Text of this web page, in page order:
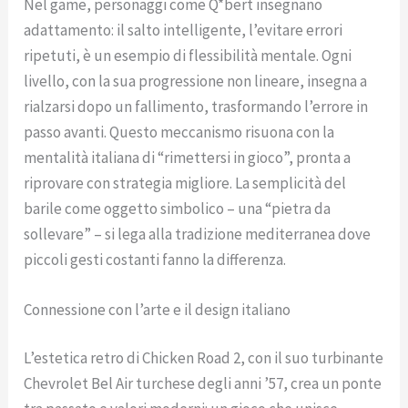
Nel game, personaggi come Q*bert insegnano
adattamento: il salto intelligente, l’evitare errori
ripetuti, è un esempio di flessibilità mentale. Ogni
livello, con la sua progressione non lineare, insegna a
rialzarsi dopo un fallimento, trasformando l’errore in
passo avanti. Questo meccanismo risuona con la
mentalità italiana di “rimettersi in gioco”, pronta a
riprovare con strategia migliore. La semplicità del
barile come oggetto simbolico – una “pietra da
sollevare” – si lega alla tradizione mediterranea dove
piccoli gesti costanti fanno la differenza.
Connessione con l’arte e il design italiano
L’estetica retro di Chicken Road 2, con il suo turbinante
Chevrolet Bel Air turchese degli anni ’57, crea un ponte